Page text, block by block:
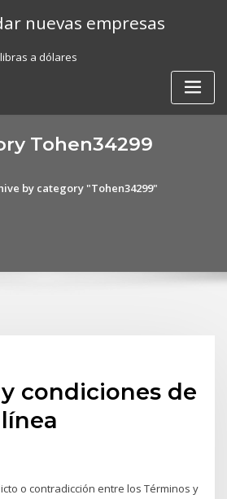
nuevas empresas
a dólares
Tohen34299
by category "Tohen34299"
condiciones de
o contradicción entre los Términos y